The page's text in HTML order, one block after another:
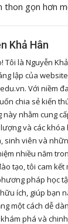
thon gọn hơn
Khả Hân
Tôi là Nguyễn
lập của
Với niềm
chia sẻ kiến
này nhằm cung
và các
sinh viên và
nhiều năm
tạo, tôi cam kết
pháp học
ích, giúp bạn
một cách dễ
phá và